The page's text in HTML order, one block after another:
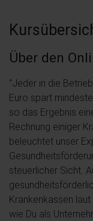
Über den
"Jeder in die
Euro spart
so das Ergebnis
Rechnung einiger
beleuchtet unser
steuerlicher Sicht.
Krankenkassen
wie Du als